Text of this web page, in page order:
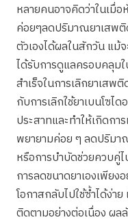
หลายคนอาจคิดว่าในเมื่
ค่อยๆลดปริมาณยาเสพติ
ตัวเองได้ผลในสักวัน แ
ได้รับการดูแลครอบคลุม
สำเร็จในการเลิกยาเสพ
กับการเลิกใช้ยาเบนโซไ
ประสาทและทำให้เกิดก
พยายามค่อย ๆ ลดปริมา
หรือการบำบัดช่วยควบคู่
การลดขนาดยาเองเพียง
โอกาสกลับไปใช้ซ้ำได้ง่า
ติดตามอย่างต่อเนื่อง ผล